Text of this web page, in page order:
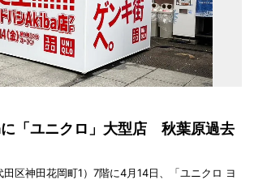
「ユニクロ」大型店 秋葉原過去
区神田花岡町1）7階に4月14日、「ユニクロ ヨ